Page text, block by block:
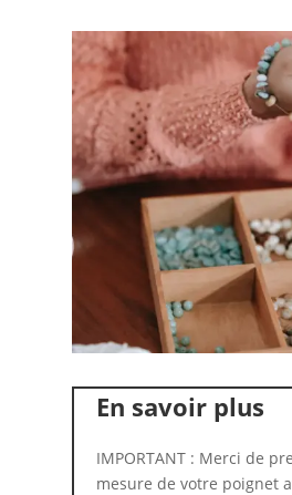
En savoir plus
IMPORTANT : Merci de
mesure de votre poignet